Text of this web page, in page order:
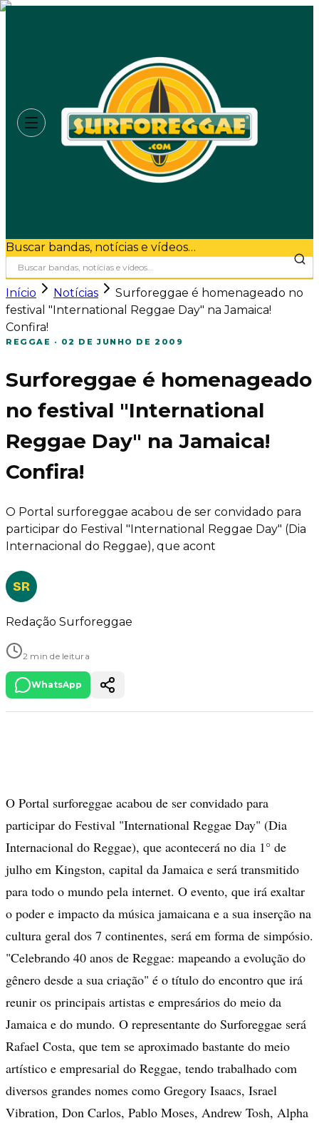
Buscar bandas, notícias e vídeos…
Início Notícias
Surforeggae é homenageado no
festival "International Reggae Day" na Jamaica!
Confira!
REGGAE · 02 DE JUNHO DE 2009
Surforeggae é homenageado
no festival "International
Reggae Day" na Jamaica!
Confira!
O Portal surforeggae acabou de ser convidado para
participar do Festival "International Reggae Day" (Dia
Internacional do Reggae), que acont
SR
Redação Surforeggae
2 min de leitura
WhatsApp
O Portal surforeggae acabou de ser convidado para
participar do Festival "International Reggae Day" (Dia
Internacional do Reggae), que acontecerá no dia 1° de
julho em Kingston, capital da Jamaica e será transmitido
para todo o mundo pela internet. O evento, que irá exaltar
o poder e impacto da música jamaicana e a sua inserção na
cultura geral dos 7 continentes, será em forma de simpósio.
"Celebrando 40 anos de Reggae: mapeando a evolução do
gênero desde a sua criação" é o título do encontro que irá
reunir os principais artistas e empresários do meio da
Jamaica e do mundo. O representante do Surforeggae será
Rafael Costa, que tem se aproximado bastante do meio
artístico e empresarial do Reggae, tendo trabalhado com
diversos grandes nomes como Gregory Isaacs, Israel
Vibration, Don Carlos, Pablo Moses, Andrew Tosh, Alpha